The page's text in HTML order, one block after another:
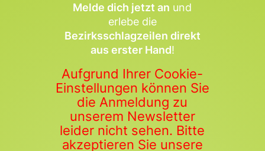
Melde dich jetzt an und
erlebe die
Bezirksschlagzeilen direkt
aus erster Hand!
Aufgrund Ihrer Cookie-
Einstellungen können Sie
die Anmeldung zu
unserem Newsletter
leider nicht sehen. Bitte
akzeptieren Sie unsere